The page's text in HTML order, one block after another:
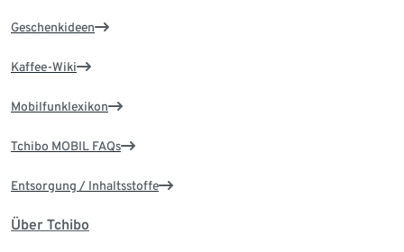
Geschenkideen
Kaffee-Wiki
Mobilfunklexikon
Tchibo MOBIL FAQs
Entsorgung / Inhaltsstoffe
Über Tchibo